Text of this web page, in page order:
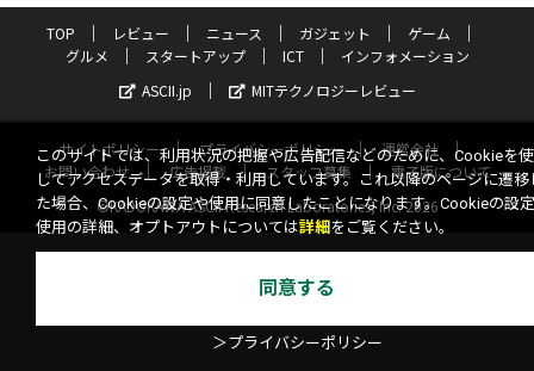
TOP レビュー ニュース ガジェット
ゲーム
グルメ
スタートアップ ICT
インフォメーション
ASCII.jp
MITテクノロジーレビュー
サイトポリシー プライバシーポリシー
運営会社
お問い合わせ
広告掲載 スタッフ募集
電子版について
©KADOKAWA ASCII Research Laboratories, Inc. 2026
このサイトでは、利用状況の把握や広告配信などのために、Cookieを
してアクセスデータを取得・利用しています。これ以降のページに遷移
た場合、Cookieの設定や使用に同意したことになります。Cookieの設
使用の詳細、オプトアウトについては詳細 をご覧ください。
同意する
＞プライバシーポリシー